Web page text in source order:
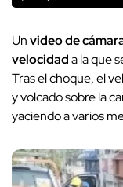
Unvideo de
velocidada la que
Tras el choque, el
y volcado sobre la
yaciendo a varios